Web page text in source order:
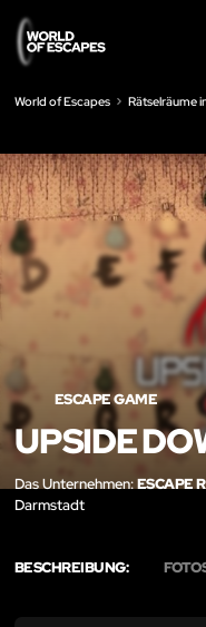
World of Escapes Rätselräume
ESCAPE GAME
UPSIDE
Das Unternehmen:ESCAPE
Darmstadt
BESCHREIBUNG: